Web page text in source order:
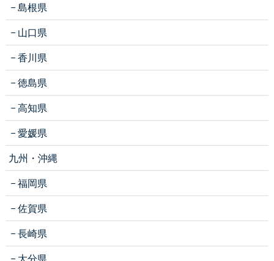
島根県
山口県
香川県
徳島県
高知県
愛媛県
九州・沖縄
福岡県
佐賀県
長崎県
大分県